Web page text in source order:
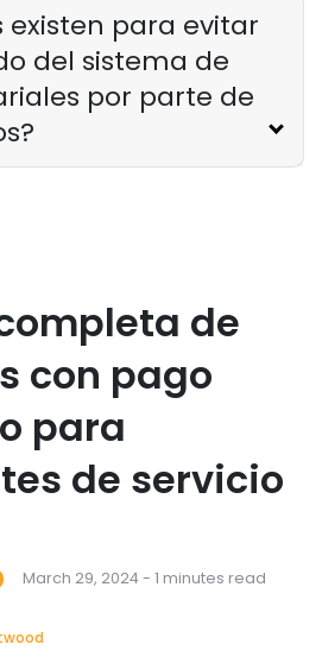
existen para evitar
del sistema de
por parte de
de
con pago
para
de servicio
March 29, 2024 - 1 minutes read